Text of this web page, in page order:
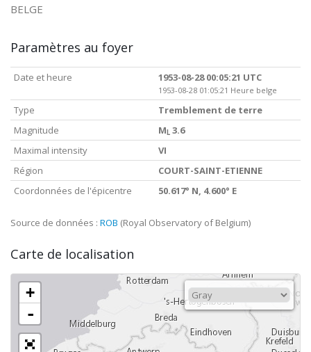
BELGE
Paramètres au foyer
Date et heure 1953-08-28 00:05:21 UTC
1953-08-28 01:05:21 Heure belge
Type
Tremblement de terre
Magnitude
M L 3.6
Maximal intensity
VI
Région
COURT-SAINT-ETIENNE
Coordonnées de l'épicentre
50.617° N, 4.600° E
Source de données : ROB (Royal Observatory of Belgium)
Carte de localisation
+
-